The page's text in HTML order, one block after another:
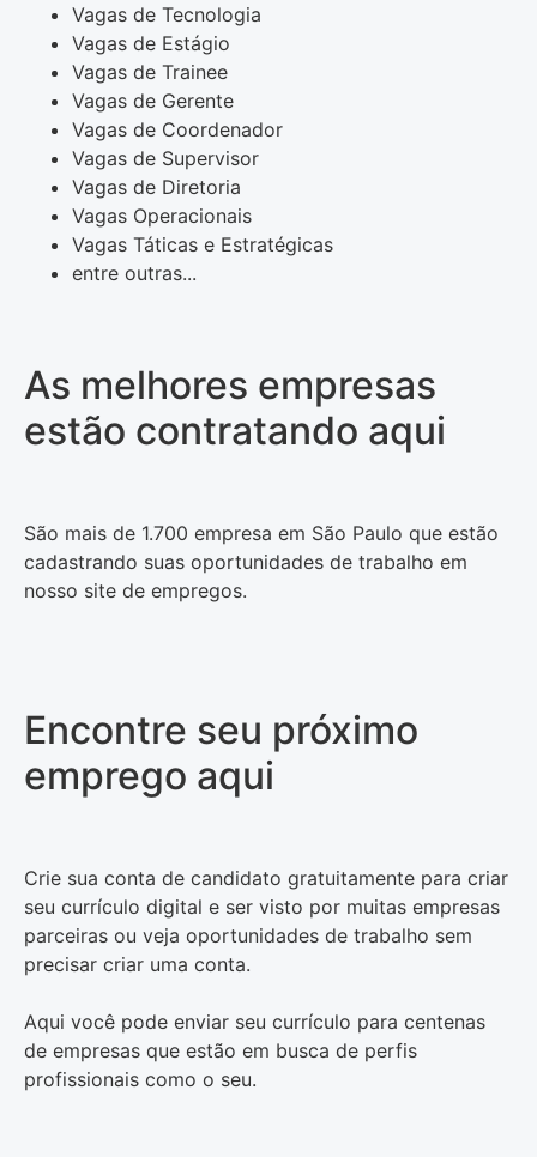
Vagas de Tecnologia
Vagas de Estágio
Vagas de Trainee
Vagas de Gerente
Vagas de Coordenador
Vagas de Supervisor
Vagas de Diretoria
Vagas Operacionais
Vagas Táticas e Estratégicas
entre outras...
As melhores empresas
estão contratando aqui
São mais de 1.700 empresa em São Paulo que estão
cadastrando suas oportunidades de trabalho em
nosso site de empregos.
Encontre seu próximo
emprego aqui
Crie sua conta de candidato gratuitamente para criar
seu currículo digital e ser visto por muitas empresas
parceiras ou veja oportunidades de trabalho sem
precisar criar uma conta.
Aqui você pode enviar seu currículo para centenas
de empresas que estão em busca de perfis
profissionais como o seu.